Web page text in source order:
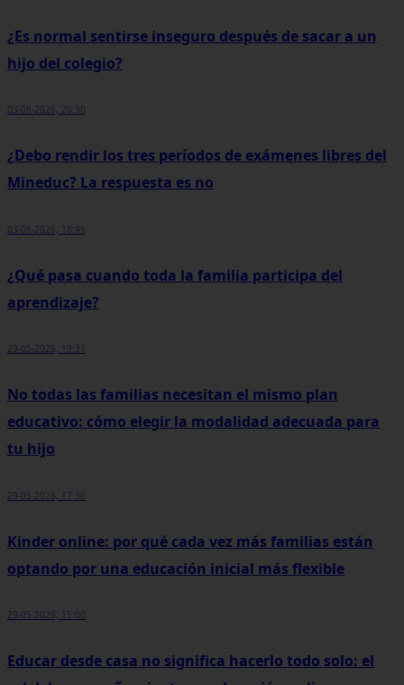
¿Es normal sentirse inseguro después de sacar a un
hijo del colegio?
03-06-2026, 20:30
¿Debo rendir los tres períodos de exámenes libres del
Mineduc? La respuesta es no
03-06-2026, 18:45
¿Qué pasa cuando toda la familia participa del
aprendizaje?
29-05-2026, 19:31
No todas las familias necesitan el mismo plan
educativo: cómo elegir la modalidad adecuada para
tu hijo
29-05-2026, 17:30
Kinder online: por qué cada vez más familias están
optando por una educación inicial más flexible
29-05-2026, 15:00
Educar desde casa no significa hacerlo todo solo: el